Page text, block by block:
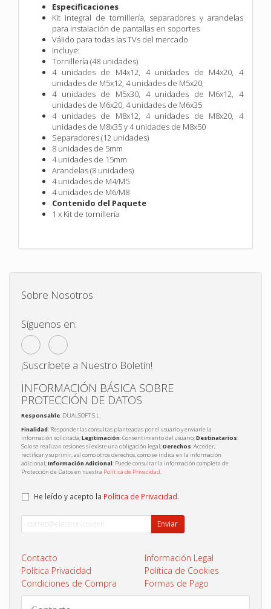
Especificaciones
Kit integral de tornillería, separadores y arandelas
para instalación de pantallas en soportes
Válido para todas las TVs del mercado
Incluye:
Tornillería (48 unidades)
4 unidades de M4x12, 4 unidades de M4x20, 4
unidades de M5x12, 4 unidades de M5x20,
4 unidades de M5x30, 4 unidades de M6x12, 4
unidades de M6x20, 4 unidades de M6x35
4 unidades de M8x12, 4 unidades de M8x20, 4
unidades de M8x35 y 4 unidades de M8x50
Separadores (12 unidades)
8 unidades de 5mm
4 unidades de 15mm
Arandelas (8 unidades)
4 unidades de M4/M5
4 unidades de M6/M8
Contenido del Paquete
1 x Kit de tornillería
Sobre Nosotros
Síguenos en:
¡Suscríbete a Nuestro Boletín!
INFORMACIÓN BÁSICA SOBRE
PROTECCIÓN DE DATOS
Responsable: DUALSOFT S.L.
Finalidad: Responder las consultas planteadas por el usuario y enviarle la
información solicitada;Legitimación: Consentimiento del usuario;Destinatarios:
Solo se realizan cesiones si existe una obligación legal;Derechos: Acceder,
rectificar y suprimir, así como otros derechos, como se indica en la información
adicional;Información Adicional: Puede consultar la información completa de
Protección de Datos en nuestra Política de Privacidad.
He leído y acepto la Política de Privacidad.
Enviar
Contacto
Información Legal
Política Privacidad
Política de Cookies
Condiciones de Compra
Formas de Pago